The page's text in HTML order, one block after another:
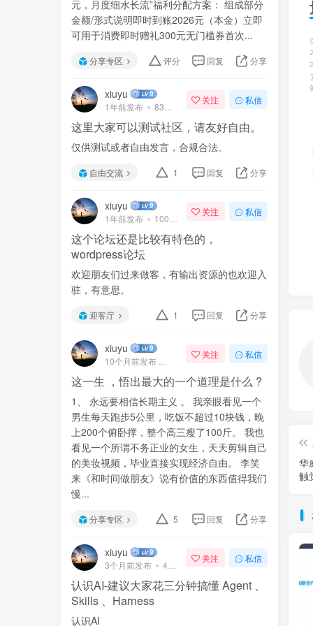
华
触
元，月度细水长流”福利分配方案： 组成部分
金额/形式说明即时到账2026元（本金）立即
可用于消费即时赠礼300元无门槛券首次...
分享专区 评分 回复 分享
xiuyu
1年前发布 83次阅读
关注 私信
这里大家可以测试社区，请友好自由。
仅供测试或者自由发言，合规合法。
自由交流 1 回复 分享
xiuyu
1年前发布 100次阅读
关注 私信
这个论坛还是比较有特色的，
wordpress论坛
欢迎朋友们过来做客，有输出资源的也欢迎入
驻，有意思。
迎客厅 1 回复 分享
xiuyu
41次阅读
关注 私信
这一生 ，悟出最大的一个道理是什么 ?
1、 永远要相信长期主义 。 我亲眼看见一个
男生每天跑步5公里，吃饭不超过10块钱，晚
上200个俯卧撑，整个高三瘦了100斤。 我也
看见一个所谓不务正业的女生，天天剪辑自己
的美妆视频，毕业直接实现经济自由。 李笑
来《和时间做朋友》说有价值的东西值得我们
慢...
分享专区 5 回复 分享
xiuyu
3个月前发布 47次阅读
关注 私信
认识AI-建议大家花三分钟搞懂 Agent 、
Skills 、Harness
认识AI